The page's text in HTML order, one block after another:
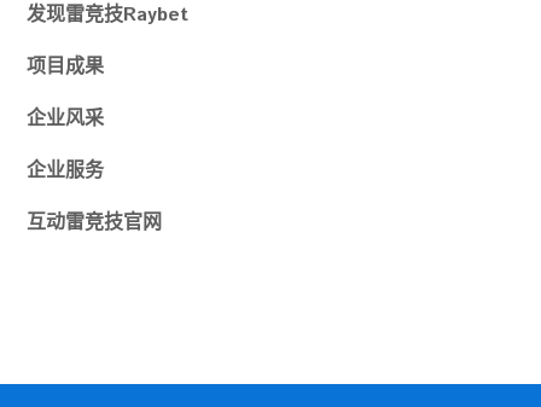
发现雷竞技Raybet
项目成果
企业风采
企业服务
互动雷竞技官网